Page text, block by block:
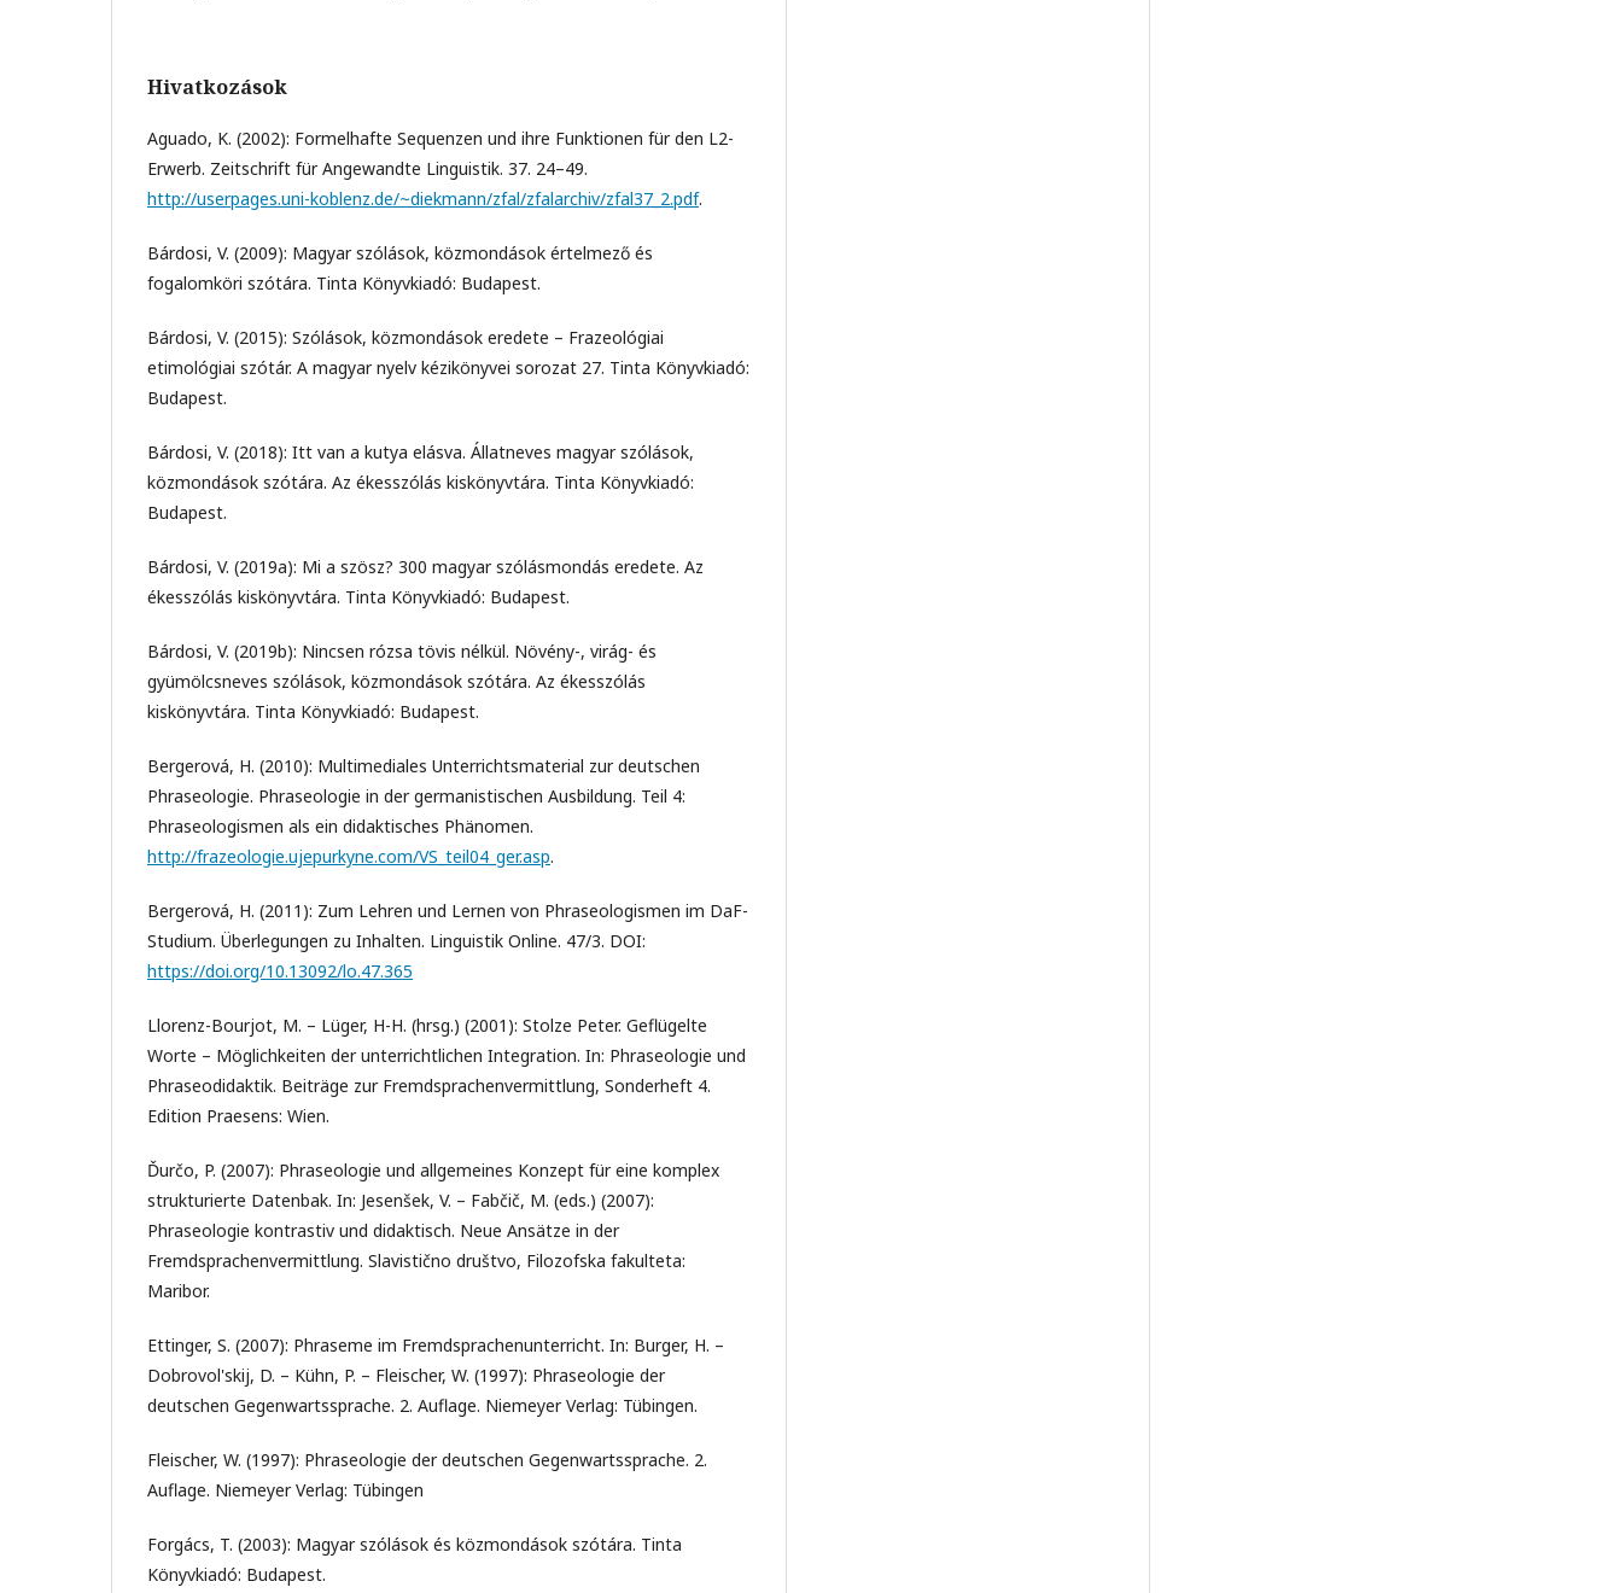
Hivatkozások
Aguado, K. (2002): Formelhafte Sequenzen und ihre Funktionen für den L2-
Erwerb. Zeitschrift für Angewandte Linguistik. 37. 24–49.
http://userpages.uni-koblenz.de/~diekmann/zfal/zfalarchiv/zfal37_2.pdf.
Bárdosi, V. (2009): Magyar szólások, közmondások értelmező és
fogalomköri szótára. Tinta Könyvkiadó: Budapest.
Bárdosi, V. (2015): Szólások, közmondások eredete – Frazeológiai
etimológiai szótár. A magyar nyelv kézikönyvei sorozat 27. Tinta Könyvkiadó:
Budapest.
Bárdosi, V. (2018): Itt van a kutya elásva. Állatneves magyar szólások,
közmondások szótára. Az ékesszólás kiskönyvtára. Tinta Könyvkiadó:
Budapest.
Bárdosi, V. (2019a): Mi a szösz? 300 magyar szólásmondás eredete. Az
ékesszólás kiskönyvtára. Tinta Könyvkiadó: Budapest.
Bárdosi, V. (2019b): Nincsen rózsa tövis nélkül. Növény-, virág- és
gyümölcsneves szólások, közmondások szótára. Az ékesszólás
kiskönyvtára. Tinta Könyvkiadó: Budapest.
Bergerová, H. (2010): Multimediales Unterrichtsmaterial zur deutschen
Phraseologie. Phraseologie in der germanistischen Ausbildung. Teil 4:
Phraseologismen als ein didaktisches Phänomen.
http://frazeologie.ujepurkyne.com/VS_teil04_ger.asp.
Bergerová, H. (2011): Zum Lehren und Lernen von Phraseologismen im DaF-
Studium. Überlegungen zu Inhalten. Linguistik Online. 47/3. DOI:
https://doi.org/10.13092/lo.47.365
Llorenz-Bourjot, M. – Lüger, H-H. (hrsg.) (2001): Stolze Peter. Geflügelte
Worte – Möglichkeiten der unterrichtlichen Integration. In: Phraseologie und
Phraseodidaktik. Beiträge zur Fremdsprachenvermittlung, Sonderheft 4.
Edition Praesens: Wien.
Ďurčo, P. (2007): Phraseologie und allgemeines Konzept für eine komplex
strukturierte Datenbak. In: Jesenšek, V. – Fabčič, M. (eds.) (2007):
Phraseologie kontrastiv und didaktisch. Neue Ansätze in der
Fremdsprachenvermittlung. Slavistično društvo, Filozofska fakulteta:
Maribor.
Ettinger, S. (2007): Phraseme im Fremdsprachenunterricht. In: Burger, H. –
Dobrovol'skij, D. – Kühn, P. – Fleischer, W. (1997): Phraseologie der
deutschen Gegenwartssprache. 2. Auflage. Niemeyer Verlag: Tübingen.
Fleischer, W. (1997): Phraseologie der deutschen Gegenwartssprache. 2.
Auflage. Niemeyer Verlag: Tübingen
Forgács, T. (2003): Magyar szólások és közmondások szótára. Tinta
Könyvkiadó: Budapest.